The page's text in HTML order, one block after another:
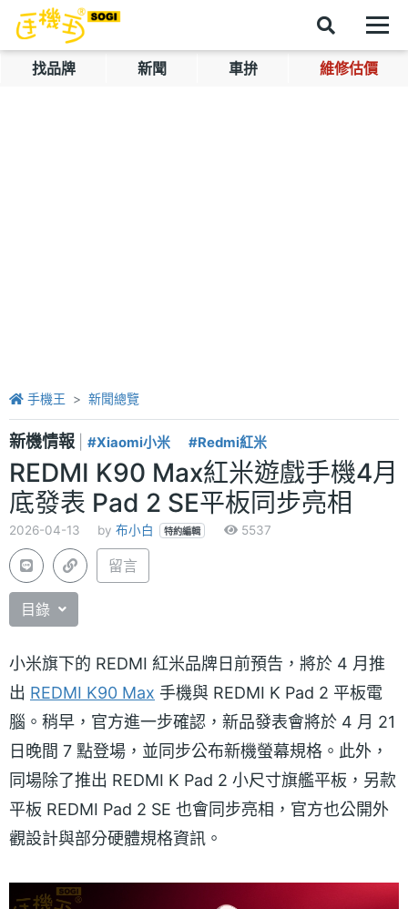
找品牌 新聞 車拚 維修估價
手機王 新聞總覽
新機情報 #Xiaomi小米 #Redmi紅米
REDMI K90 Max紅米遊戲手機4月
底發表 Pad 2 SE平板同步亮相
2026-04-13 by 布小白 特約編輯 5537
留言
目錄
小米旗下的 REDMI 紅米品牌日前預告，將於 4 月推
出 REDMI K90 Max 手機與 REDMI K Pad 2 平板電
腦。稍早，官方進一步確認，新品發表會將於 4 月 21
日晚間 7 點登場，並同步公布新機螢幕規格。此外，
同場除了推出 REDMI K Pad 2 小尺寸旗艦平板，另款
平板 REDMI Pad 2 SE 也會同步亮相，官方也公開外
觀設計與部分硬體規格資訊。